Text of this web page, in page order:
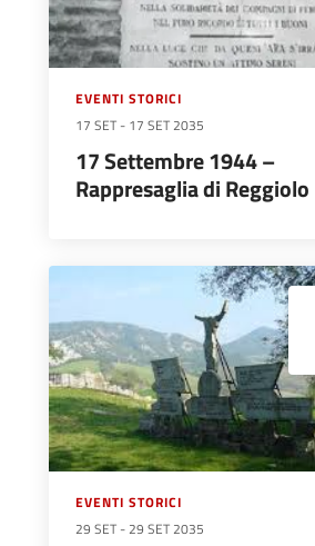
EVENTI STORICI
17 SET - 17 SET 2035
17 Settembre 1944 –
Rappresaglia di Reggiolo
EVENTI STORICI
29 SET -29 SET 2035